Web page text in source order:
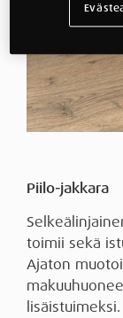
Piilo-jakkara
toimii sekä
Ajaton
lisäistuimeksi.